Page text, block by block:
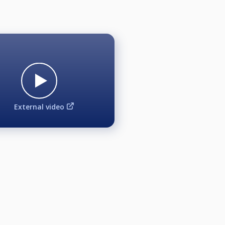
External video